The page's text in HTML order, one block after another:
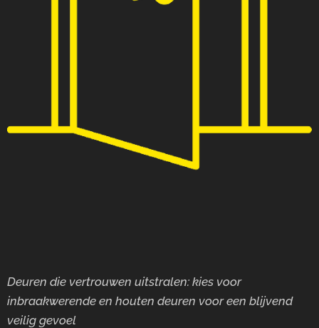
Deuren die vertrouwen uitstralen: kies voor
inbraakwerende en houten deuren vooreen blijvend
veilig gevoel